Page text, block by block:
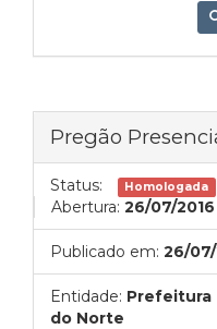
Pregão
Status: Homologada
Abertura: 26/07/
Publicado em: 26/
Entidade: Prefeitura
do Norte